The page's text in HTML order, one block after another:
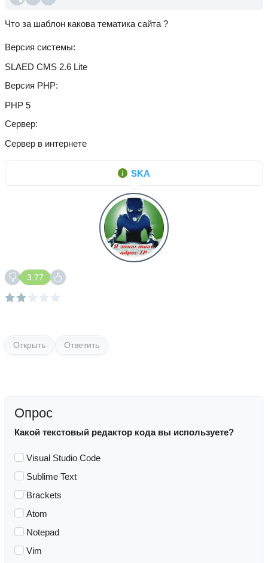
Что за шаблон какова тематика сайта ?
Версия системы
SLAED CMS 2.6 Lite
Версия PHP
PHP 5
Сервер
Сервер в интернете
SKA
3.77
Открыть Ответить
Опрос
Какой текстовый редактор кода вы используете?
Visual Studio Code
Sublime Text
Brackets
Atom
Notepad
Vim